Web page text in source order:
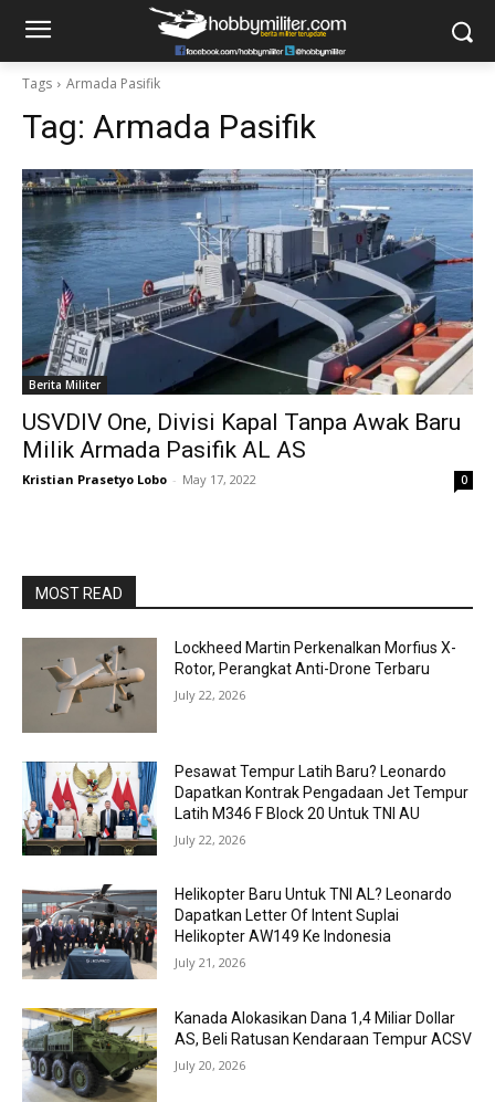
Tags Armada Pasifik
Tag: Armada Pasifik
Berita Militer
USVDIV One, Divisi Kapal Tanpa Awak Baru
Milik Armada Pasifik AL AS
Kristian Prasetyo Lobo - May 17, 2022 0
MOST READ
Lockheed Martin Perkenalkan Morfius X-
Rotor, Perangkat Anti-Drone Terbaru
July 22, 2026
Pesawat Tempur Latih Baru? Leonardo
Dapatkan Kontrak Pengadaan Jet Tempur
Latih M346 F Block 20 Untuk TNI AU
July 22, 2026
Helikopter Baru Untuk TNI AL? Leonardo
Dapatkan Letter Of Intent Suplai
Helikopter AW149 Ke Indonesia
July 21, 2026
Kanada Alokasikan Dana 1,4 Miliar Dollar
AS, Beli Ratusan Kendaraan Tempur ACSV
July 20, 2026